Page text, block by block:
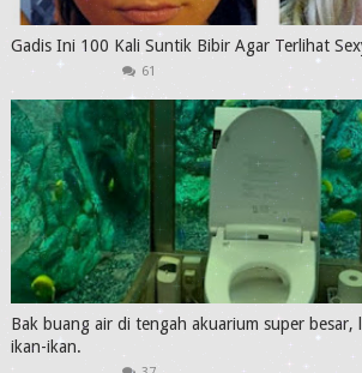
Gadis Ini 100 Kali Suntik Bibir Agar Terlihat
61
Bak buang air di tengah akuarium super besar,
ikan-ikan.